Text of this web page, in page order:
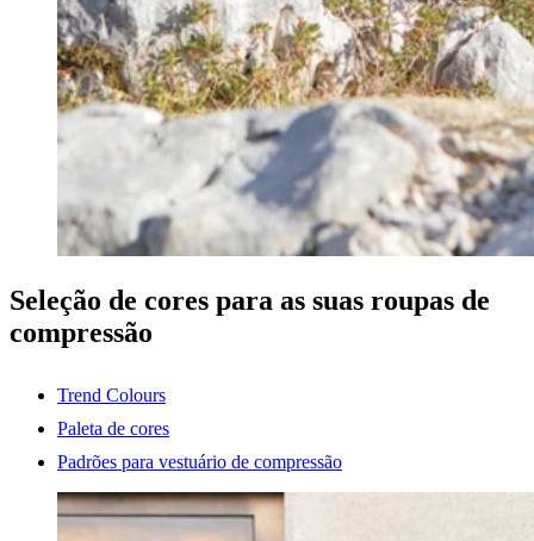
Seleção de cores para as suas roupas de
compressão
Trend Colours
Paleta de cores
Padrões para vestuário de compressão